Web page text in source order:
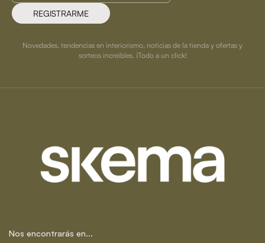
REGISTRARME
Novedades, tendencias en interiorismo, noticias de la tienda y ofertas y
sorteos increíbles. ¡Todo a un click!
Nos encontrarás en...